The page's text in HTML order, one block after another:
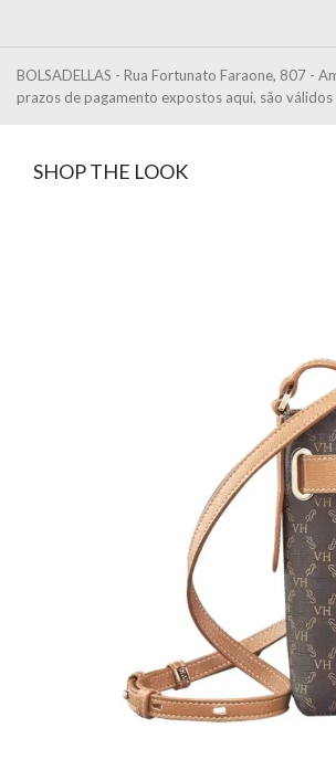
BOLSADELLAS - Rua Fortunato Faraone, 807 -
prazos de pagamento expostos aqui, são
SHOP THE LOOK